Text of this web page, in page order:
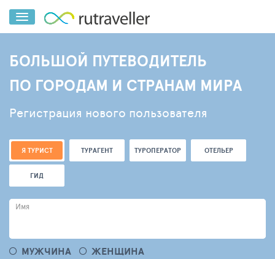
БОЛЬШОЙ ПУТЕВОДИТЕЛЬ
ПО ГОРОДАМ И СТРАНАМ МИРА
Регистрация нового пользователя
Я ТУРИСТ ТУРАГЕНТ ТУРОПЕРАТОР ОТЕЛЬЕР
ГИД
Имя
МУЖЧИНА ЖЕНЩИНА